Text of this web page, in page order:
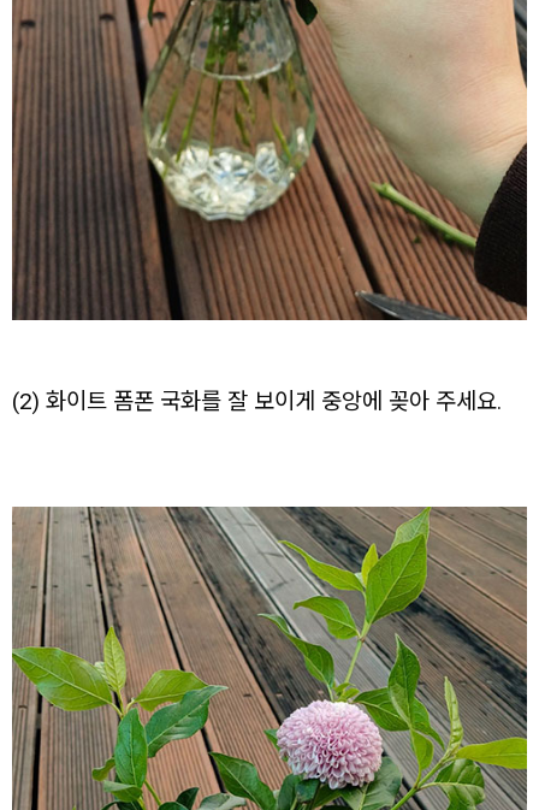
(2) 화이트 폼폰 국화를 잘 보이게 중앙에 꽂아 주세요.